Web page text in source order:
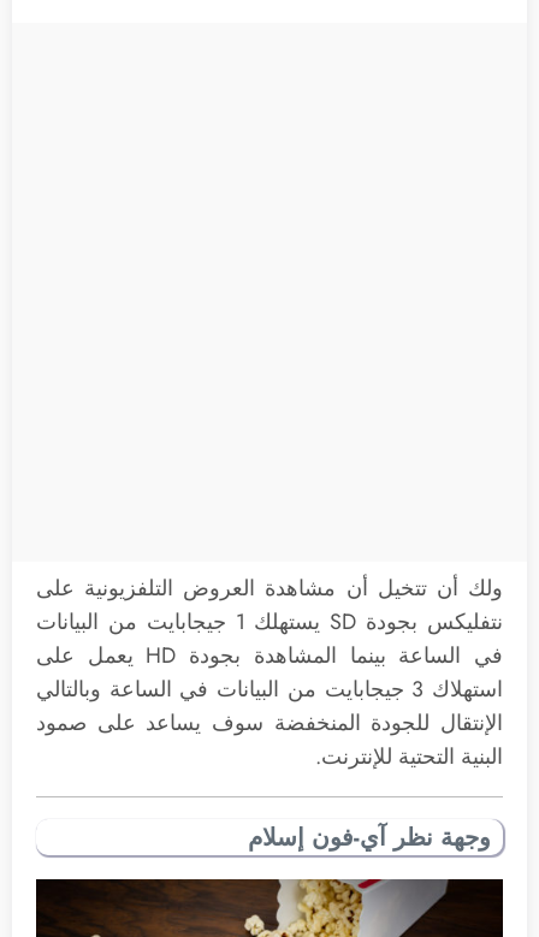
ولك أن تتخيل أن مشاهدة العروض التلفزيونية على
نتفليكس بجودة SD يستهلك 1 جيجابايت من البيانات
في الساعة بينما المشاهدة بجودة HD يعمل على
استهلاك 3 جيجابايت من البيانات في الساعة وبالتالي
الإنتقال للجودة المنخفضة سوف يساعد على صمود
البنية التحتية للإنترنت.
وجهة نظر آي-فون إسلام